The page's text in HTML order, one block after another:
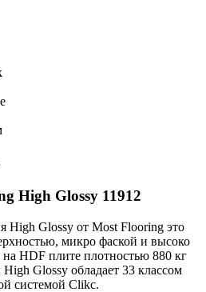
High Glossy 11912
High Glossy от Most Flooring это
микро фаской и высоко
HDF плите плотностью 880 кг
Glossy обладает 33 классом
системой Clikc.